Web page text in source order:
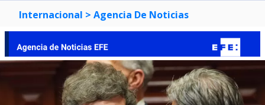
Internacional > Agencia De Noticias